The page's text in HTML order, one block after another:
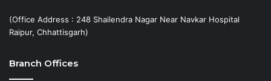
(Office Address : 248 Shailendra Nagar Near Navkar Hospital
Raipur, Chhattisgarh)
Branch Offices